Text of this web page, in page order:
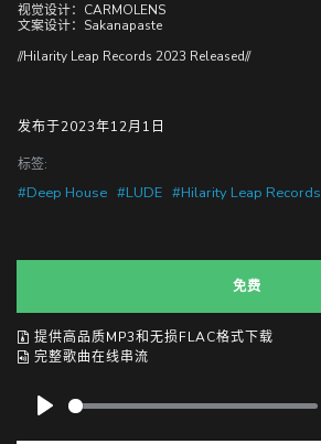
视觉设计：CARMOLENS
文案设计：Sakanapaste
//Hilarity Leap Records 2023 Released//
发布于2023年12月1日
标签:
#Deep House #LUDE #Hilarity Leap Records
免费
提供高品质MP3和无损FLAC格式下载
完整歌曲在线串流